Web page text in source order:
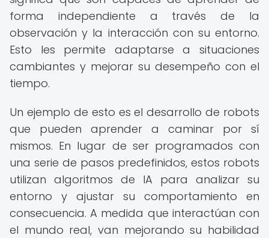
forma independiente a través de la
observación y la interacción con su entorno.
Esto les permite adaptarse a situaciones
cambiantes y mejorar su desempeño con el
tiempo.
Un ejemplo de esto es el desarrollo de robots
que pueden aprender a caminar por sí
mismos. En lugar de ser programados con
una serie de pasos predefinidos, estos robots
utilizan algoritmos de IA para analizar su
entorno y ajustar su comportamiento en
consecuencia. A medida que interactúan con
el mundo real, van mejorando su habilidad